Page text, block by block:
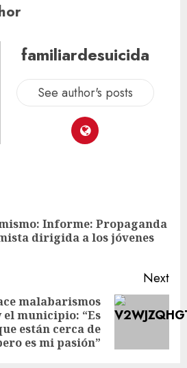
familiardesuicida
See author's posts
Informe: Propaganda
dirigida a los jóvenes
Next
malabarismos
el municipio: “Es
están cerca de
es mi pasión”